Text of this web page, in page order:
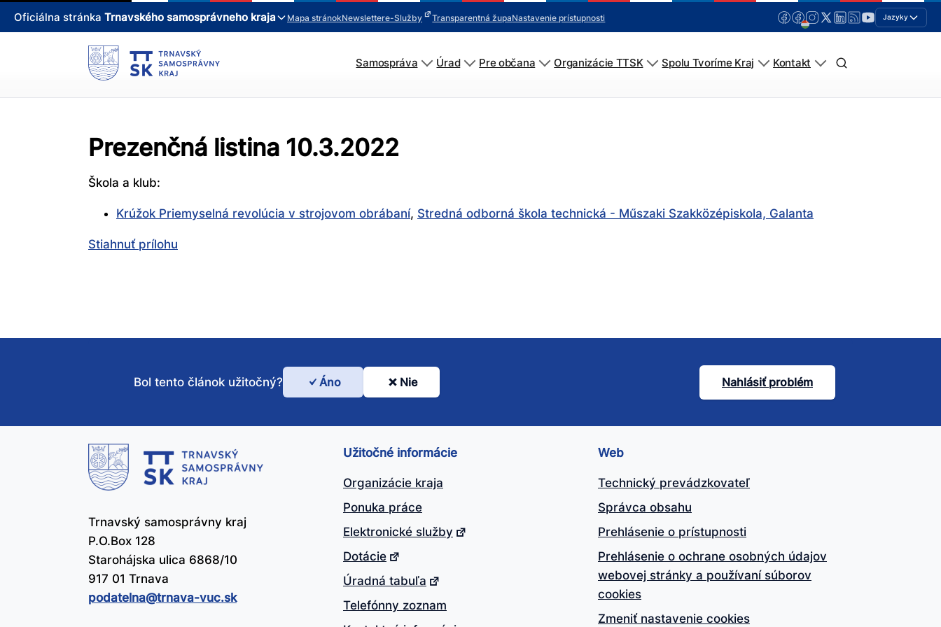
Oficiálna stránka Trnavského samosprávneho kraja Mapa stránokNewslettere-Služby Transparentná župaNastavenie prístupnosti Jazyky
Samospráva Úrad Pre občana Organizácie TTSK Spolu Tvoríme Kraj Kontakt
Prezenčná listina 10.3.2022
Škola a klub:
Krúžok Priemyselná revolúcia v strojovom obrábaní, Stredná odborná škola technická - Műszaki Szakközépiskola, Galanta
Stiahnuť prílohu
Bol
tento
článok
užitočný?
Bol tento článok užitočný? Áno Nie Nahlásiť problém
Trnavský samosprávny kraj
P.O.Box 128
Starohájska ulica 6868/10
917 01 Trnava
podatelna@​trnava-vuc.sk
Užitočné informácie
Organizácie kraja
Ponuka práce
Elektronické služby
Dotácie
Úradná tabuľa
Telefónny zoznam
Web
Technický prevádzkovateľ
Správca obsahu
Prehlásenie o prístupnosti
Prehlásenie o ochrane osobných údajov
webovej stránky a používaní súborov
cookies
Zmeniť nastavenie cookies